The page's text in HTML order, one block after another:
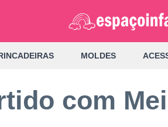
MOLDES
com